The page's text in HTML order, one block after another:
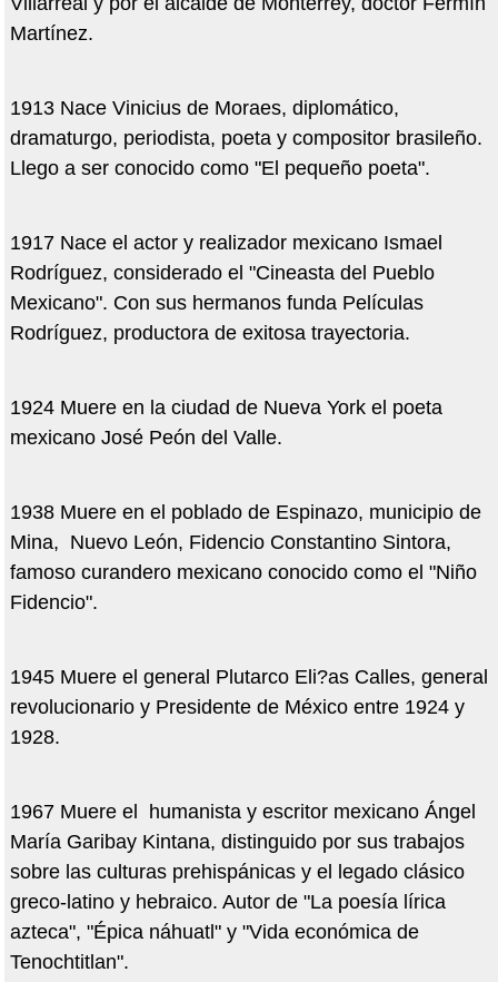
Martínez.
1913 Nace Vinicius de Moraes, diplomático,
dramaturgo, periodista, poeta y compositor brasileño.
Llego a ser conocido como "El pequeño poeta".
1917 Nace el actor y realizador mexicano Ismael
Rodríguez, considerado el "Cineasta del Pueblo
Mexicano". Con sus hermanos funda Películas
Rodríguez, productora de exitosa trayectoria.
1924 Muere en la ciudad de Nueva York el poeta
mexicano José Peón del Valle.
1938 Muere en el poblado de Espinazo, municipio de
Mina, Nuevo León, Fidencio Constantino Sintora,
famoso curandero mexicano conocido como el "Niño
Fidencio".
1945 Muere el general Plutarco Eli?as Calles, general
revolucionario y Presidente de México entre 1924 y
1928.
1967 Muere el humanista y escritor mexicano Ángel
María Garibay Kintana, distinguido por sus trabajos
sobre las culturas prehispánicas y el legado clásico
greco-latino y hebraico. Autor de "La poesía lírica
azteca", "Épica náhuatl" y "Vida económica de
Tenochtitlan".